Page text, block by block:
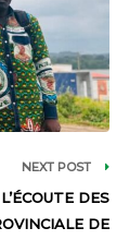
NEXT POST
DES
DE